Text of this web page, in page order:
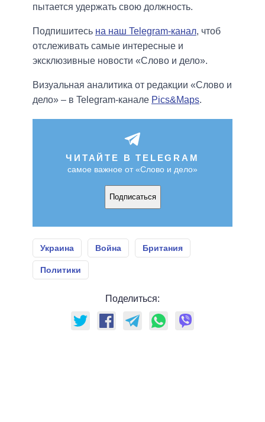
пытается удержать свою должность.
Подпишитесь на наш Telegram-канал, чтоб
отслеживать самые интересные и
эксклюзивные новости «Слово и дело».
Визуальная аналитика от редакции «Слово и
дело» – в Telegram-канале Pics&Maps.
ЧИТАЙТЕ В TELEGRAM
самое важное от «Слово и дело»
Подписаться
Украина Война Британия
Политики
Поделиться: